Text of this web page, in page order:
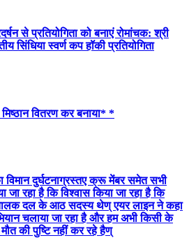
से प्रतियोगिता को बनाएं रोमांचक: श्री
सिंधिया स्वर्ण कप हॉकी प्रतियोगिता
वितरण कर बनाया* *
विमान दुर्घटनाग्रस्तए क्रू मेंबर समेत सभी
जा रहा है कि विश्वास किया जा रहा है कि
दल के आठ सदस्य थेण् एयर लाइन ने कहा
चलाया जा रहा है और हम अभी किसी के
की पुष्टि नहीं कर रहे हैण्